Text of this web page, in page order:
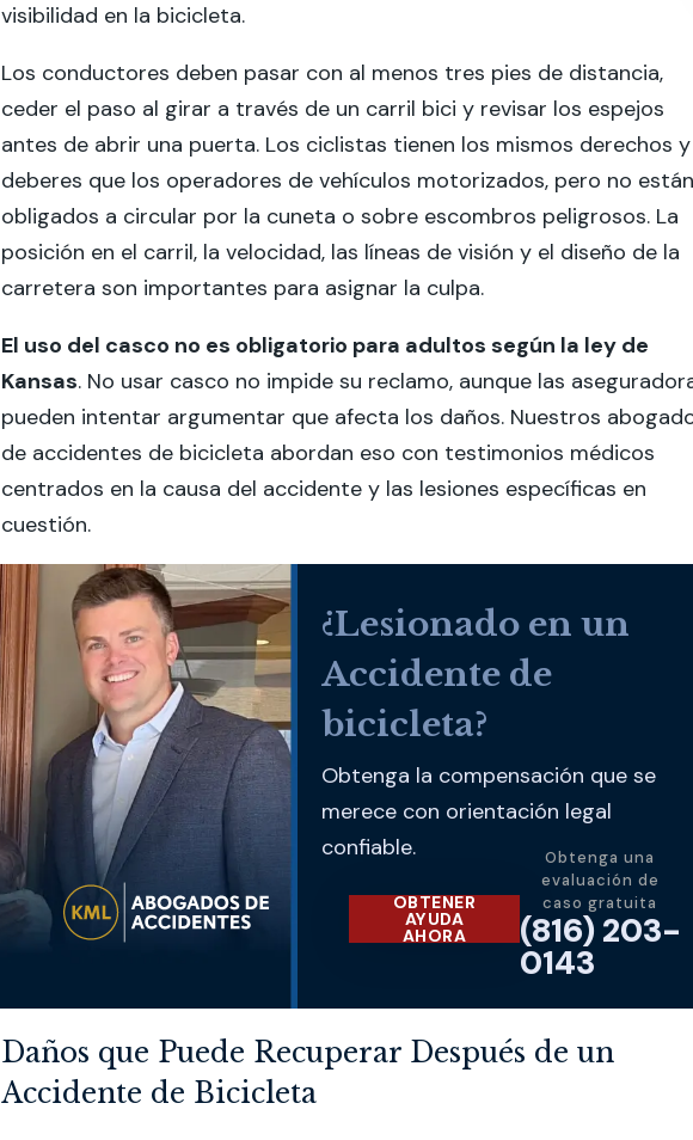
visibilidad en la bicicleta.
Los conductores deben pasar con al menos tres pies de distancia,
ceder el paso al girar a través de un carril bici y revisar los espejos
antes de abrir una puerta. Los ciclistas tienen los mismos derechos y
deberes que los operadores de vehículos motorizados, pero no están
obligados a circular por la cuneta o sobre escombros peligrosos. La
posición en el carril, la velocidad, las líneas de visión y el diseño de la
carretera son importantes para asignar la culpa.
El uso del casco no es obligatorio para adultos según la ley de
Kansas. No usar casco no impide su reclamo, aunque las
pueden intentar argumentar que afecta los daños. Nuestros
de accidentes de bicicleta abordan eso con testimonios médicos
centrados en la causa del accidente y las lesiones específicas en
cuestión.
¿Lesionado en un
Accidente de
bicicleta?
Obtenga la compensación que se
merece con orientación legal
confiable.
OBTENER
AYUDA
AHORA
Obtenga una
evaluación de
caso gratuita
(816) 203-
0143
Daños que Puede Recuperar Después de un
Accidente de Bicicleta